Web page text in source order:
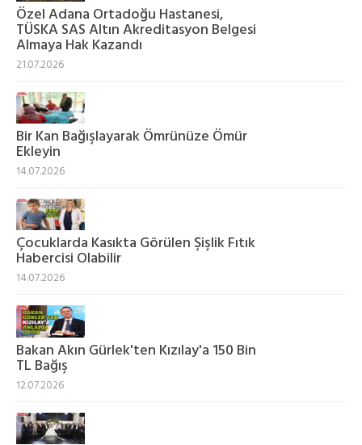
Özel Adana Ortadoğu Hastanesi,
TÜSKA SAS Altın Akreditasyon Belgesi
Almaya Hak Kazandı
21.07.2026
Bir Kan Bağışlayarak Ömrünüze Ömür
Ekleyin
14.07.2026
Çocuklarda Kasıkta Görülen Şişlik Fıtık
Habercisi Olabilir
14.07.2026
Bakan Akın Gürlek'ten Kızılay'a 150 Bin
TL Bağış
12.07.2026